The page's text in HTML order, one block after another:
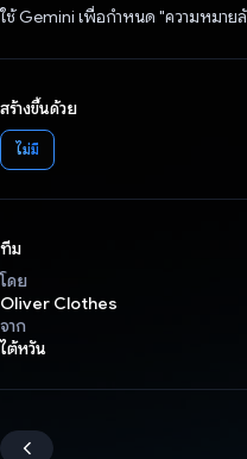
ใช้ Gemini เพื่อกำหนด "ความหมาย
สร้างขึ้นด้วย
ไม่มี
ทีม
โดย
Oliver Clothes
จาก
ไต้หวัน